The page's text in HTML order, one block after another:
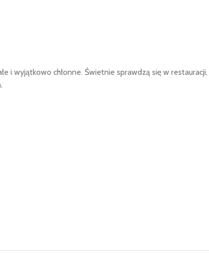
i wyjątkowo chłonne. Świetnie sprawdzą się w restauracji,